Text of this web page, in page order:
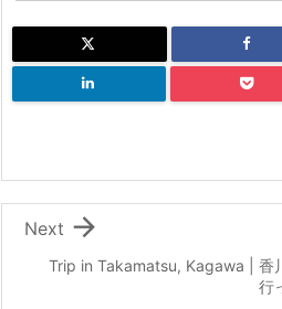
Trip in Takamatsu, Kagawa | 香
行

Next